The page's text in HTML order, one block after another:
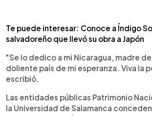
Te puede interesar: Conoce a Índigo
salvadoreño que llevó su obra a Japón
"Se lo dedico a mi Nicaragua, madre
doliente país de mi esperanza. Viva la
escribió.
Las entidades públicas Patrimonio
la Universidad de Salamanca